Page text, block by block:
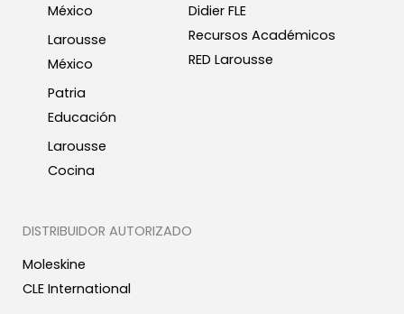
México
Larousse
México
Patria
Educación
Larousse
Cocina
Didier FLE
Recursos Académicos
RED Larousse
DISTRIBUIDOR AUTORIZADO
Moleskine
CLE International